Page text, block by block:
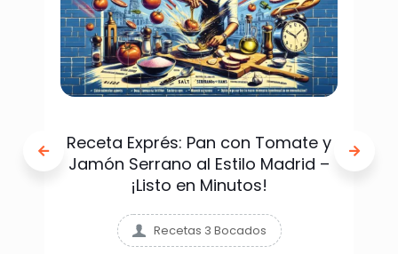
Receta Exprés: Pan con Tomate y
Jamón Serrano al Estilo Madrid –
¡Listo en Minutos!
Recetas 3 Bocados